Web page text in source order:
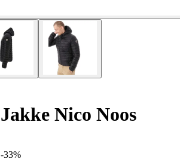
Jakke Nico Noos
-33%